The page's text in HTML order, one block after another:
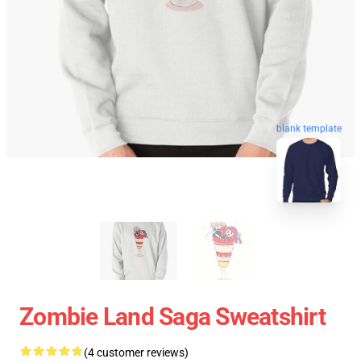
blank template
Zombie Land Saga Sweatshirt
(4 customer reviews)